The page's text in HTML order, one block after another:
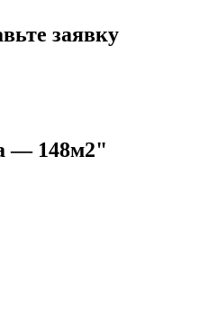
заявку
— 148м2"